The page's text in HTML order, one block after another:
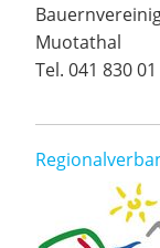
Muotathal
Tel. 041 830 01